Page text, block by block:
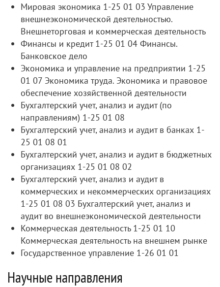
Мировая экономика 1-25 01 03 Управление
внешнеэкономической деятельностью.
Внешнеторговая и коммерческая деятельность
Финансы и кредит 1-25 01 04 Финансы.
Банковское дело
Экономика и управление на предприятии 1-25
01 07 Экономика труда. Экономика и правовое
обеспечение хозяйственной деятельности
Бухгалтерский учет, анализ и аудит (по
направлениям) 1-25 01 08
Бухгалтерский учет, анализ и аудит в банках 1-
25 01 08 01
Бухгалтерский учет, анализ и аудит в бюджетных
организациях 1-25 01 08 02
Бухгалтерский учет, анализ и аудит в
коммерческих и некоммерческих организациях
1-25 01 08 03 Бухгалтерский учет, анализ и
аудит во внешнеэкономической деятельности
Коммерческая деятельность 1-25 01 10
Коммерческая деятельность на внешнем рынке
Государственное управление 1-26 01 01
Научные направления